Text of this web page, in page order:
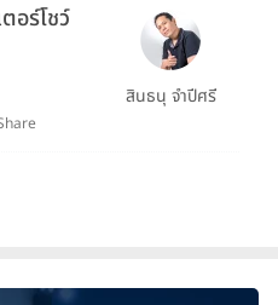
อร์โชว์
สินธนุ จำปีศรี